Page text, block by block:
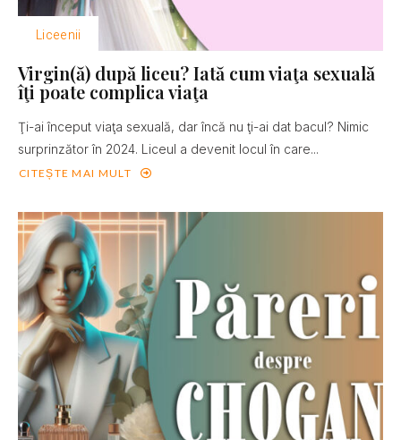
Liceenii
Virgin(ă) după liceu? Iată cum viaţa sexuală
îţi poate complica viaţa
Ţi-ai început viaţa sexuală, dar încă nu ţi-ai dat bacul? Nimic
surprinzător în 2024. Liceul a devenit locul în care...
CITEȘTE MAI MULT